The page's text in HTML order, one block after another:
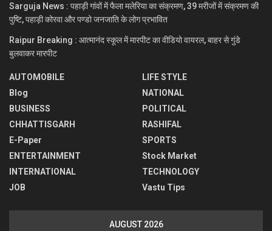
Sarguja News : पहाड़ी गांवों में फैला मलेरिया का संक्रमण, 39 मरीजों में संक्रमण की
पुष्टि, पहाड़ी कोरवा और पण्डो जनजाति के लोग प्रभावित
Raipur Breaking : आत्मानंद स्कूल में मारपीट का वीडियो वायरल, बाहर से गुंडे
बुलवाकर मारपीट
AUTOMOBILE
Blog
BUSINESS
CHHATTISGARH
E-Paper
ENTERTAINMENT
INTERNATIONAL
JOB
LIFE STYLE
NATIONAL
POLITICAL
RASHIFAL
SPORTS
Stock Market
TECHNOLOGY
Vastu Tips
AUGUST 2026